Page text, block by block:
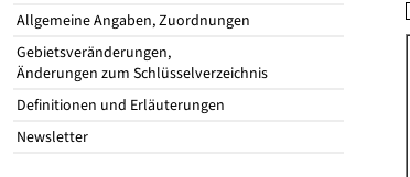
Allgemeine Angaben, Zuordnungen
Gebietsveränderungen,
Änderungen zum Schlüsselverzeichnis
Definitionen und Erläuterungen
Newsletter